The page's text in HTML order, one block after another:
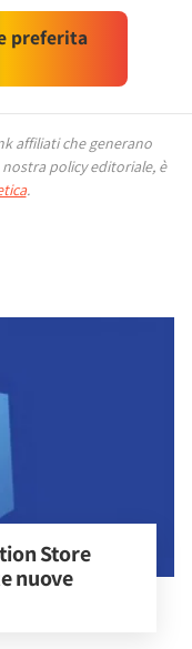
preferita
affiliati che generano
policy editoriale, è
.
Store
nuove